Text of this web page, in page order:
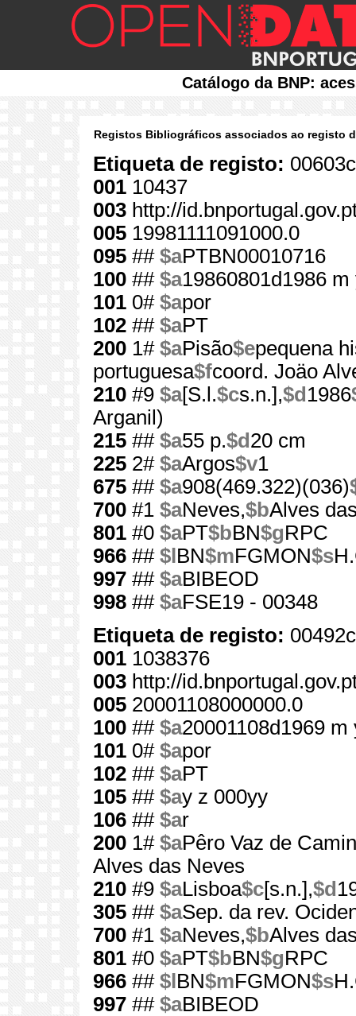
Catálogo da BNP:
Registos Bibliográficos associados ao registo
Etiqueta de registo:
001 10437
003 http://
005 19981111091000.0
095 ## $aPTBN00010716
100 ## $a19860801d1986
101 0# $apor
102 ## $aPT
200 1# $aPisão$epequena
portuguesa$fcoord. Joäo
210 #9 $a[S.l.$cs.n.],$d 1986
Arganil)
215 ## $a55 p.$d 20 cm
225 2# $aArgos$v1
675 ## $a908(469.322)(036)
700 #1 $aNeves,$bAlves
801 #0 $aPT$bBN$gRPC
966 ## $l BN$mFGMON$s
997 ## $aBIBEOD
998 ## $aFSE19 - 00348
Etiqueta de registo:
001 1038376
003 http://
005 20001108000000.0
100 ## $a20001108d1969
101 0# $apor
102 ## $aPT
105 ## $ay z 000yy
106 ## $ar
200 1# $aPêro Vaz de
Alves das Neves
210 #9 $aLisboa$c[s.n.],$d
305 ## $aSep. da rev.
700 #1 $aNeves,$bAlves
801 #0 $aPT$bBN$gRPC
966 ## $l BN$mFGMON$s
997 ## $aBIBEOD